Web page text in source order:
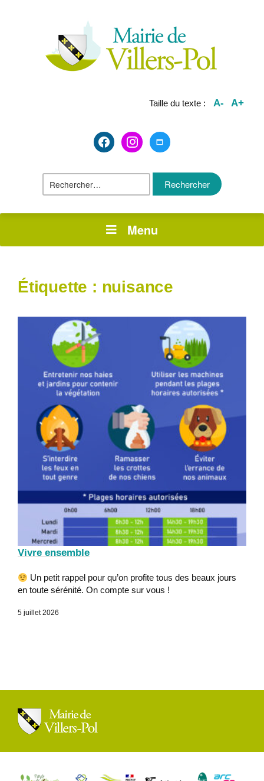
Taille du texte : A- A+
facebook2instagrammaximize
Rechercher :
Menu
Étiquette : nuisance
Vivre ensemble
Un petit rappel pour qu’on profite tous des beaux jours
en toute sérénité. On compte sur vous !
5 juillet 2026